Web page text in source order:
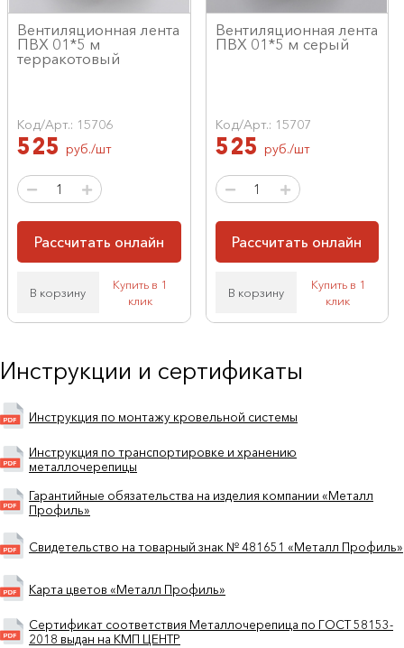
Вентиляционная лента
ПВХ 01*5 м
терракотовый
Код/Арт.: 15706
525 руб./шт
Рассчитать онлайн
В корзину
Купить в 1
клик
Вентиляционная лента
ПВХ 01*5 м серый
Код/Арт.: 15707
525 руб./шт
Рассчитать онлайн
В корзину
Купить в 1
клик
Инструкции и сертификаты
Инструкция по монтажу кровельной системы
Инструкция по транспортировке и хранению
металлочерепицы
Гарантийные обязательства на изделия компании «Металл
Профиль»
Свидетельство на товарный знак № 481651 «Металл Профиль»
Карта цветов «Металл Профиль»
Сертификат соответствия Металлочерепица по ГОСТ 58153-
2018 выдан на КМП ЦЕНТР